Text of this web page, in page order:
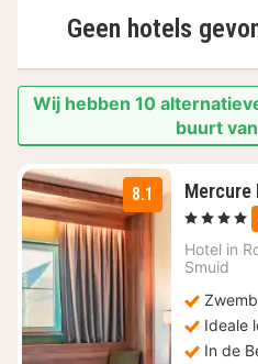
Geen hotels
Wij hebben 10
buurt
8.1 Mercure
, 4 Sterren
Hotel in
Smuid
Ideale
In de